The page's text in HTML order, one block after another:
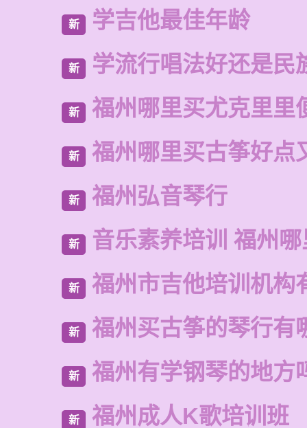
新 学吉他最佳年龄
新 学流行唱法好还是民
新 福州哪里买尤克里里
新 福州哪里买古筝好点
新 福州弘音琴行
新 音乐素养培训 福州
新 福州市吉他培训机构
新 福州买古筝的琴行有
新 福州有学钢琴的地方
新 福州成人K歌培训班